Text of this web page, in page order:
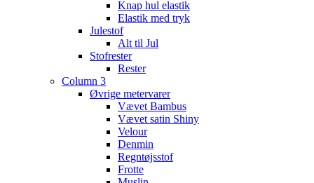
Knap hul elastik
Elastik med tryk
Julestof
Alt til Jul
Stofrester
Rester
Column 3
Øvrige metervarer
Vævet Bambus
Vævet satin Shiny
Velour
Denmin
Regntøjsstof
Frotte